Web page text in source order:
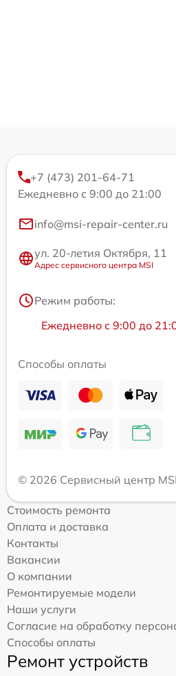
+7 (473) 201-64-71
Ежедневно с 9:00 до 21:00
info@msi-repair-center.ru
ул. 20-летия Октября, 11
Адрес сервисного центра MSI
Режим работы:
Ежедневно с 9:00 до
Способы оплаты
© 2026 Сервисный центр MSI
Стоимость ремонта
Оплата и доставка
Контакты
Вакансии
О компании
Ремонтируемые модели
Наши услуги
Согласие на обработку
Способы оплаты
Ремонт устройств